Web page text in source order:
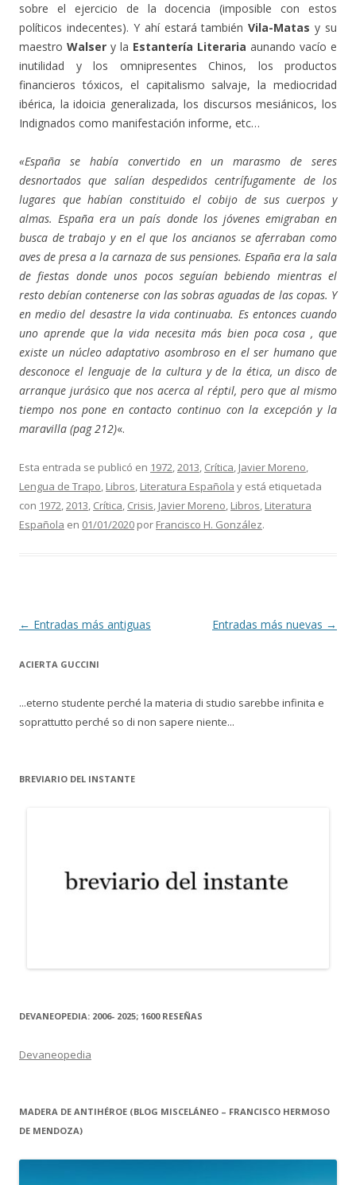
sobre el ejercicio de la docencia (imposible con estos
políticos indecentes). Y ahí estará tambiénVila-Matas y su
maestro Walser y la Estantería Literaria aunando vacío e
inutilidad y los omnipresentes Chinos, los productos
financieros tóxicos, el capitalismo salvaje, la mediocridad
ibérica, la idoicia generalizada, los discursos mesiánicos, los
Indignados como manifestación informe, etc…
«España se había convertido en un marasmo de seres
desnortados que salían despedidos centrífugamente de los
lugares que habían constituido el cobijo de sus cuerpos y
almas. España era un país donde los jóvenes emigraban en
busca de trabajo y en el que los ancianos se aferraban como
aves de presa a la carnaza de sus pensiones. España era la sala
de fiestas donde unos pocos seguían bebiendo mientras el
resto debían contenerse con las sobras aguadas de las copas. Y
en medio del desastre la vida continuaba. Es entonces cuando
uno aprende que la vida necesita más bien poca cosa , que
existe un núcleo adaptativo asombroso en el ser humano que
desconoce el lenguaje de la cultura y de la ética, un disco de
arranque jurásico que nos acerca al réptil, pero que al mismo
tiempo nos pone en contacto continuo con la excepción y la
maravilla (pag 212)«.
Esta entrada se publicó en 1972,2013, Crítica, Javier Moreno,
Lengua de Trapo, Libros, Literatura Española y está etiquetada
con 1972,2013, Crítica, Crisis, Javier Moreno, Libros, Literatura
Española en 01/01/2020 por Francisco H. González.
Navegación de entradas
← Entradas más antiguas Entradas más nuevas →
ACIERTA GUCCINI
...eterno studente perché la materia di studio sarebbe infinita e
soprattutto perché so di non sapere niente...
BREVIARIO DEL INSTANTE
DEVANEOPEDIA: 2006- 2025; 1600 RESEÑAS
Devaneopedia
MADERA DE ANTIHÉROE (BLOG MISCELÁNEO – FRANCISCO HERMOSO
DE MENDOZA)